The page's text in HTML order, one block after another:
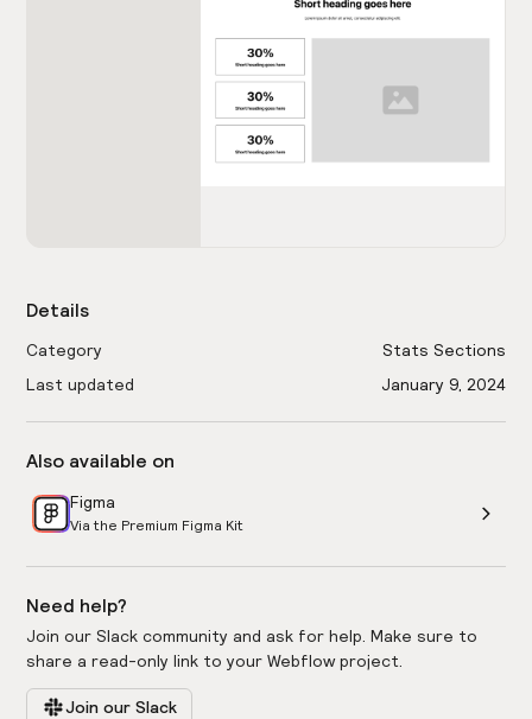
Details
Category
Stats Sections
Last updated
January 9, 2024
Also available on
Figma
Via the Premium Figma Kit
Need help?
Join our Slack community and ask for help. Make sure to
share a read-only link to your Webflow project.
Join our Slack